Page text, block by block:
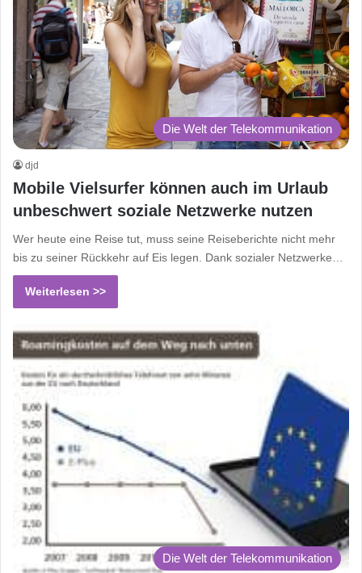
Die Welt der Telekommunikation
djd
Mobile Vielsurfer können auch im Urlaub
unbeschwert soziale Netzwerke nutzen
Wer heute eine Reise tut, muss seine Reiseberichte nicht mehr
bis zu seiner Rückkehr auf Eis legen. Dank sozialer Netzwerke…
Weiterlesen >>
Die Welt der Telekommunikation